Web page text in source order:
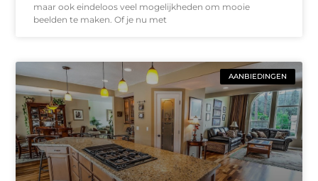
maar ook eindeloos veel mogelijkheden om mooie
beelden te maken. Of je nu met
AANBIEDINGEN